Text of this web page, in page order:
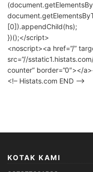
[0]).appendChild(hs);
})();</script>
<noscript><a href=”/”
src=”//
counter” border=”0″></
<!– Histats.com END –>
KOTAK KAMI